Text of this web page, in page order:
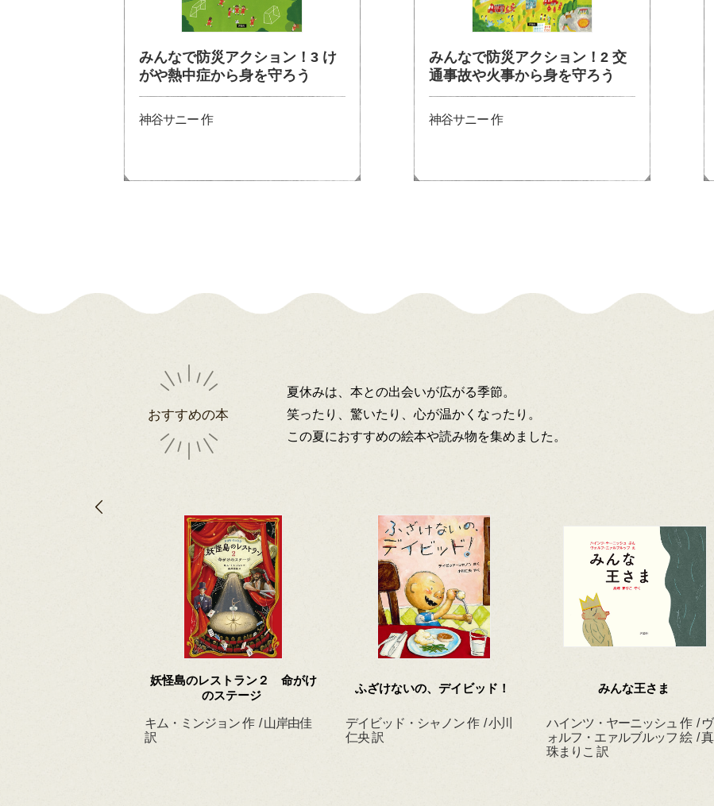
みんなで防災アクション！3 け
がや熱中症から身を守ろう
神谷サニー 作
みんなで防災アクション！2 交
通事故や火事から身を守ろう
神谷サニー 作
おすすめの本
夏休みは、本との出会いが広がる季節。
笑ったり、驚いたり、心が温かくなったり。
この夏におすすめの絵本や読み物を集めました。
妖怪島のレストラン２ 命がけ
のステージ
キム・ミンジョン 作 / 山岸由佳
訳
ふざけないの、デイビッド！
デイビッド・シャノン 作 / 小川
仁央 訳
みんな王さま
ハインツ・ヤーニッシュ 作 / ヴ
ォルフ・エァルブルッフ 絵 / 真
珠まりこ 訳